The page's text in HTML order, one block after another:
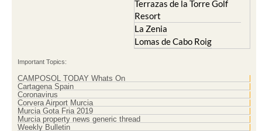
Sucina
Mar Menor Golf Resort
Mazarron Country Club
Mosa Trajectum
Peraleja Golf Resort
Terrazas de la Torre Golf
Resort
La Zenia
Lomas de Cabo Roig